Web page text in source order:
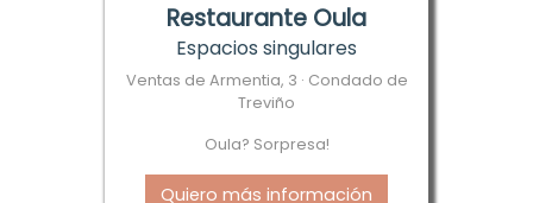
Restaurante Oula
Espacios singulares
Ventas de Armentia, 3 · Condado de
Treviño
Oula? Sorpresa!
Quiero más información